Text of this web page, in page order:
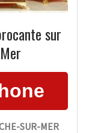
sur
SUR-MER